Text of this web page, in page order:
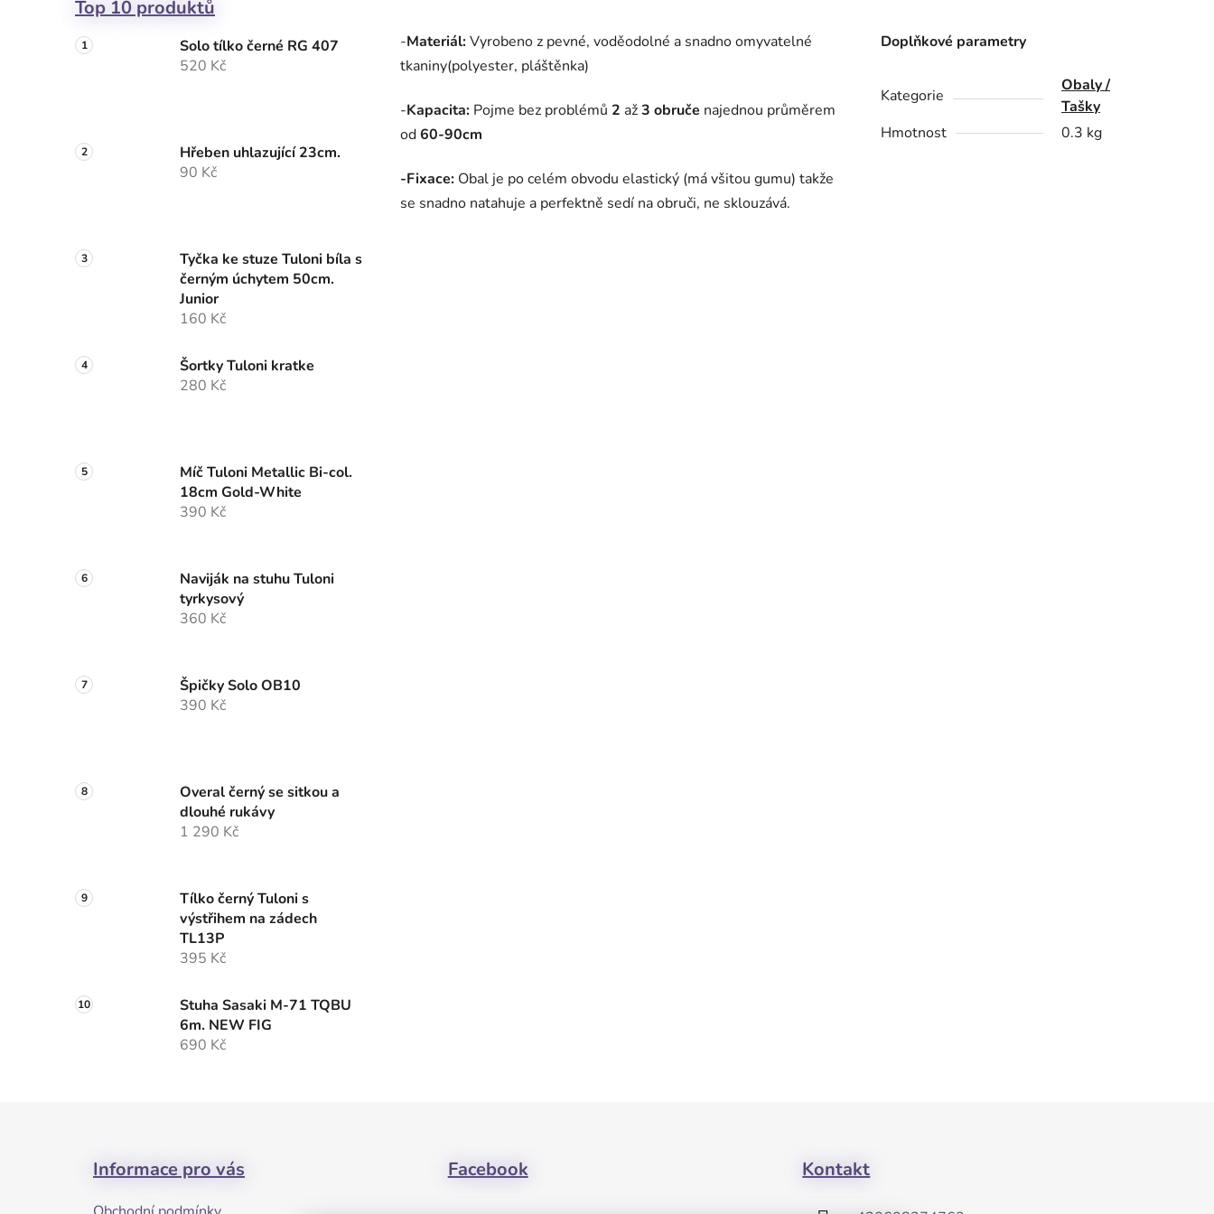
Top 10 produktů
Solo tílko černé RG 407
520 Kč
Hřeben uhlazující 23cm.
90 Kč
Tyčka ke stuze Tuloni bíla s
černým úchytem 50cm.
Junior
160 Kč
Šortky Tuloni kratke
280 Kč
Míč Tuloni Metallic Bi-col.
18cm Gold-White
390 Kč
Naviják na stuhu Tuloni
tyrkysový
360 Kč
Špičky Solo OB10
390 Kč
Overal černý se sitkou a
dlouhé rukávy
1 290 Kč
Tílko černý Tuloni s
výstřihem na zádech
TL13P
395 Kč
Stuha Sasaki M-71 TQBU
6m. NEW FIG
690 Kč
-Materiál:Vyrobeno z pevné, voděodolné a snadno omyvatelné
tkaniny(polyester, pláštěnka)
-Kapacita: Pojme bez problémů 2 až3 obruče najednou průměrem
od60-90cm
-Fixace: Obal je po celém obvodu elastický (má všitou gumu) takže
se snadno natahuje a perfektně sedí na obruči, ne sklouzává.
Doplňkové parametry
Kategorie
Obaly /
Tašky
Hmotnost
0.3 kg
Informace pro vás Facebook Kontakt